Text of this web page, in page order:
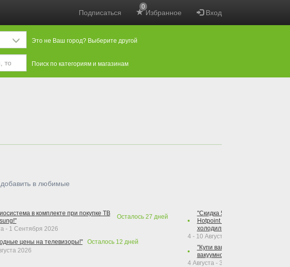
Подписаться Избранное
0
Вход
Это не Ваш город? Выберите другой
Поиск по категориям и магазинам
добавить в любимые
в комплекте при покупке ТВ
Осталось 27 дней
- 1 Сентября 2026
цены на телевизоры!"
Осталось 12 дней
2026
"Скидка 50% на варочную
Hotpoint при покупке духового
холодильника Hotpoint!"
4 - 10 Августа 2026
"Купи вакуумный упаковщик +
вакуумного упаковщика =
4 Августа - 30 Сентября 2026